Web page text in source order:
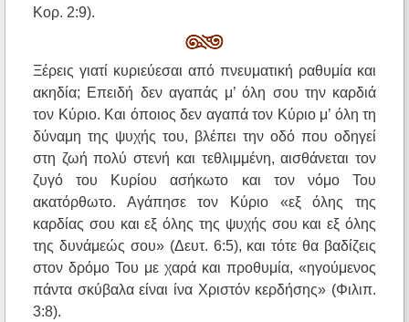
Κορ. 2:9).
Ξέρεις γιατί κυριεύεσαι από πνευματική ραθυμία και
ακηδία; Επειδή δεν αγαπάς μ’ όλη σου την καρδιά
τον Κύριο. Και όποιος δεν αγαπά τον Κύριο μ’ όλη τη
δύναμη της ψυχής του, βλέπει την οδό που οδηγεί
στη ζωή πολύ στενή και τεθλιμμένη, αισθάνεται τον
ζυγό του Κυρίου ασήκωτο και τον νόμο Του
ακατόρθωτο. Αγάπησε τον Κύριο «εξ όλης της
καρδίας σου και εξ όλης της ψυχής σου και εξ όλης
της δυνάμεώς σου» (Δευτ. 6:5), και τότε θα βαδίζεις
στον δρόμο Του με χαρά και προθυμία, «ηγούμενος
πάντα σκύβαλα είναι ίνα Χριστόν κερδήσης» (Φιλιπ.
3:8).